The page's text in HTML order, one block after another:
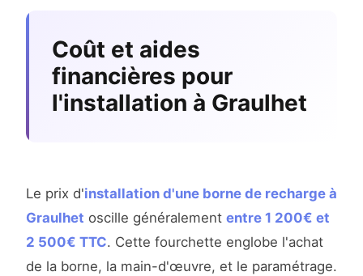
Coût et aides
financières pour
l'installation à Graulhet
Le prix d'installation d'une borne de recharge à
Graulhet oscille généralement entre 1 200€ et
2 500€ TTC. Cette fourchette englobe l'achat
de la borne, la main-d'œuvre, et le paramétrage.